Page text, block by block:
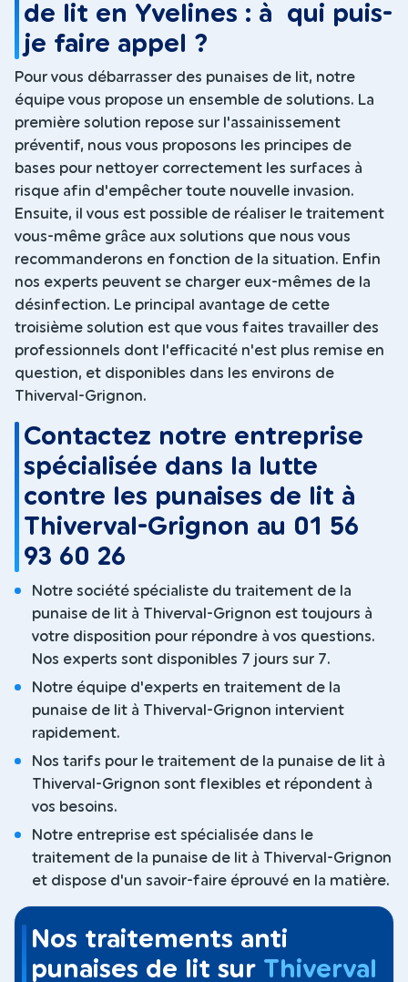
de lit en Yvelines : à qui puis-
je faire appel ?
Pour vous débarrasser des punaises de lit, notre
équipe vous propose un ensemble de solutions. La
première solution repose sur l'assainissement
préventif, nous vous proposons les principes de
bases pour nettoyer correctement les surfaces à
risque afin d'empêcher toute nouvelle invasion.
Ensuite, il vous est possible de réaliser le traitement
vous-même grâce aux solutions que nous vous
recommanderons en fonction de la situation. Enfin
nos experts peuvent se charger eux-mêmes de la
désinfection. Le principal avantage de cette
troisième solution est que vous faites travailler des
professionnels dont l'efficacité n'est plus remise en
question, et disponibles dans les environs de
Thiverval-Grignon.
Contactez notre entreprise
spécialisée dans la lutte
contre les punaises de lit à
Thiverval-Grignon au 01 56
93 60 26
Notre société spécialiste du traitement de la
punaise de lit à Thiverval-Grignon est toujours à
votre disposition pour répondre à vos questions.
Nos experts sont disponibles 7 jours sur 7.
Notre équipe d'experts en traitement de la
punaise de lit à Thiverval-Grignon intervient
rapidement.
Nos tarifs pour le traitement de la punaise de lit à
Thiverval-Grignon sont flexibles et répondent à
vos besoins.
Notre entreprise est spécialisée dans le
traitement de la punaise de lit à Thiverval-Grignon
et dispose d'un savoir-faire éprouvé en la matière.
Nos traitements anti
punaises de lit sur Thiverval